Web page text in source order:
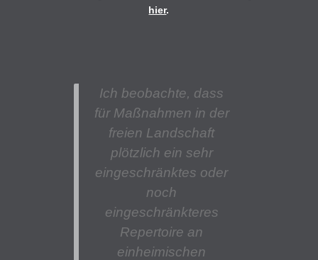
hier.
Ich beobachte, dass
für Maßnahmen in der
freien Landschaft
plötzlich ein sehr
eingeschränktes oder
noch
eingeschränkteres
Repertoire an
einheimischen